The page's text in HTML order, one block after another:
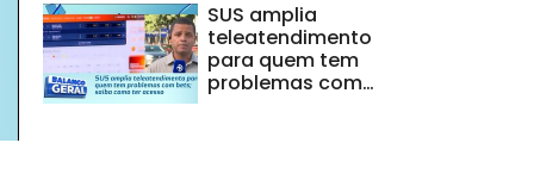
SUS amplia
teleatendimento
para quem tem
problemas com